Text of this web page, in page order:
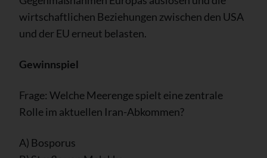
wirtschaftlichen Beziehungen zwischen den USA
und der EU erneut belasten.
Gewinnspiel
Frage: Welche Meerenge spielt eine zentrale
Rolle im aktuellen Iran-Abkommen?
A) Bosporus